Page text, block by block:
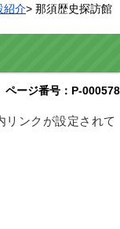
紹介> 那須歴史探訪館
ページ番号：P-000578
リンクが設定されて